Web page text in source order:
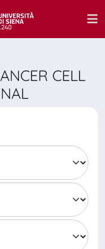
CELL